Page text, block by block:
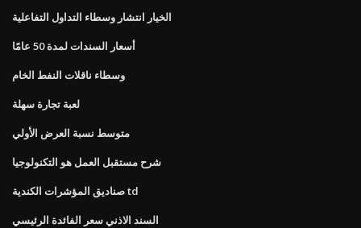
الخيار انتشار وسطاء التداول التفاعلية
أسعار السندات لمدة 50 عامًا
وسطاء ناقلات النفط الخام
لعبة تجارة سهلة
متوسط ​​نسبة العرض الأولي
شرح مستقبل العمل هو التكنولوجيا
صناديق المؤشرات الكندية td
السند الاذني سعر الفائدة الرئيسي